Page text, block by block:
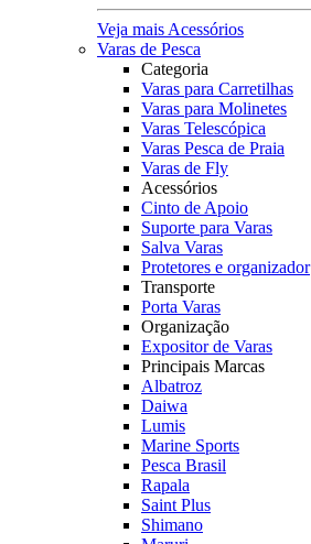
Veja mais Acessórios
Varas de Pesca
Categoria
Varas para Carretilhas
Varas para Molinetes
Varas Telescópica
Varas Pesca de Praia
Varas de Fly
Acessórios
Cinto de Apoio
Suporte para Varas
Salva Varas
Protetores e organizador
Transporte
Porta Varas
Organização
Expositor de Varas
Principais Marcas
Albatroz
Daiwa
Lumis
Marine Sports
Pesca Brasil
Rapala
Saint Plus
Shimano